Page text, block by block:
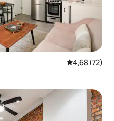
4,68 de uma
4,68 (72)